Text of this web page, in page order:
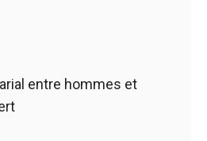
entre hommes et